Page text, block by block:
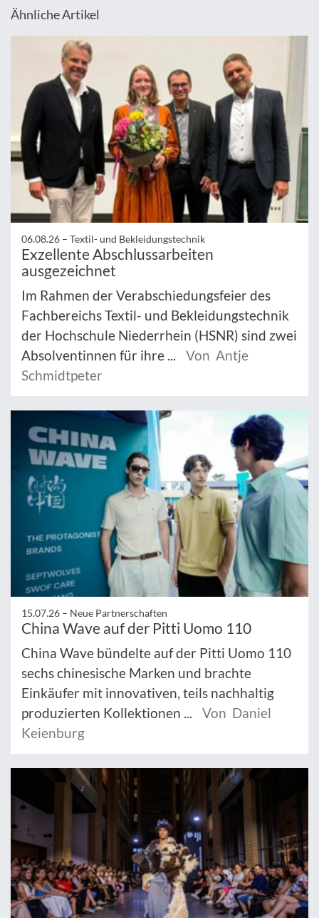
Ähnliche Artikel
06.08.26 – Textil- und Bekleidungstechnik
Exzellente Abschlussarbeiten
ausgezeichnet
Im Rahmen der Verabschiedungsfeier des
Fachbereichs Textil- und Bekleidungstechnik
der Hochschule Niederrhein (HSNR) sind zwei
Absolventinnen für ihre ...
Von Antje
Schmidtpeter
15.07.26 – Neue Partnerschaften
China Wave auf der Pitti Uomo 110
China Wave bündelte auf der Pitti Uomo 110
sechs chinesische Marken und brachte
Einkäufer mit innovativen, teils nachhaltig
produzierten Kollektionen ...
Von Daniel
Keienburg